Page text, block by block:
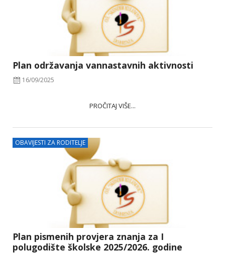
Plan održavanja vannastavnih aktivnosti
16/09/2025
PROČITAJ VIŠE...
OBAVIJESTI ZA RODITELJE
Plan pismenih provjera znanja za I
polugodište školske 2025/2026. godine